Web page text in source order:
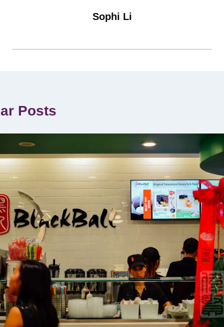
Sophi Li
Posts